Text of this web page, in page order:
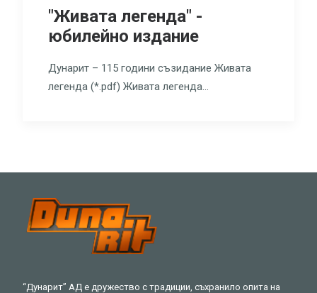
"Живата легенда" -
юбилейно издание
Дунарит – 115 години съзидание Живата
легенда (*.pdf) Живата легенда…
“Дунарит” АД е дружество с традиции, съхранило опита на